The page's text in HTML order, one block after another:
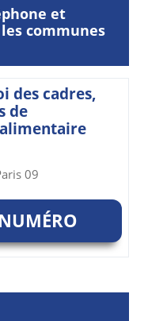
et
communes
des cadres,
de
09